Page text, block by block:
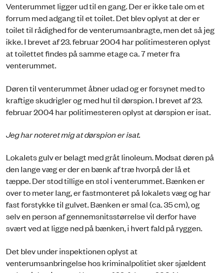
Venterummet ligger ud til en gang. Der er ikke tale om et
forrum med adgang til et toilet. Det blev oplyst at der er
toilet til rådighed for de venterumsanbragte, men det så jeg
ikke. I brevet af 23. februar 2004 har politimesteren oplyst
at toilettet findes på samme etage ca. 7 meter fra
venterummet.
Døren til venterummet åbner udad og er forsynet med to
kraftige skudrigler og med hul til dørspion. I brevet af 23.
februar 2004 har politimesteren oplyst at dørspion er isat.
Jeg har noteret mig at dørspion er isat.
Lokalets gulv er belagt med gråt linoleum. Modsat døren på
den lange væg er der en bænk af træ hvorpå der lå et
tæppe. Der stod tillige en stol i venterummet. Bænken er
over to meter lang, er fastmonteret på lokalets væg og har
fast forstykke til gulvet. Bænken er smal (ca. 35 cm), og
selv en person af gennemsnitsstørrelse vil derfor have
svært ved at ligge ned på bænken, i hvert fald på ryggen.
Det blev under inspektionen oplyst at
venterumsanbringelse hos kriminalpolitiet sker sjældent